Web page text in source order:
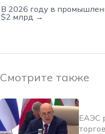
В 2026 году в
$2 млрд →
Смотрите также
ЕАЭС